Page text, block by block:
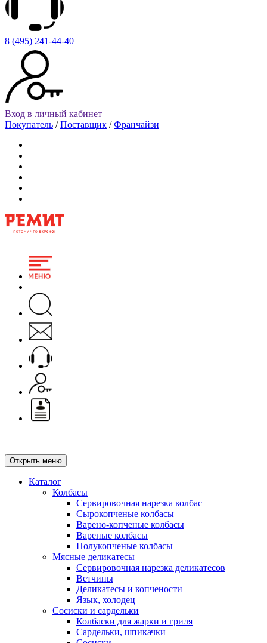
8 (495) 241-44-40
Вход в личный кабинет
Покупатель /Поставщик /Франчайзи
Открыть меню
Каталог
Колбасы
Сервировочная нарезка колбас
Сырокопченые колбасы
Варено-копченые колбасы
Вареные колбасы
Полукопченые колбасы
Мясные деликатесы
Сервировочная нарезка деликатесов
Ветчины
Деликатесы и копчености
Язык, холодец
Сосиски и сардельки
Колбаски для жарки и гриля
Сардельки, шпикачки